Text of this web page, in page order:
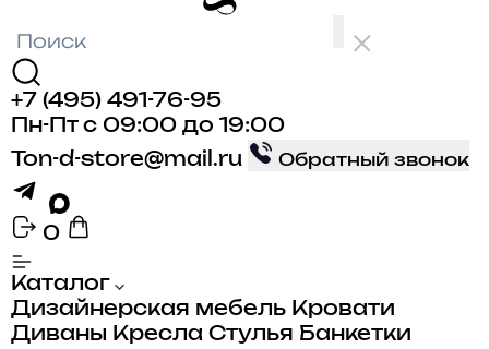
+7 (495) 491-76-95
Пн-Пт с 09:00 до 19:00
Ton-d-store@mail.ru
Обратный звонок
0
Каталог
Дизайнерская мебель Кровати
Диваны Кресла Стулья Банкетки